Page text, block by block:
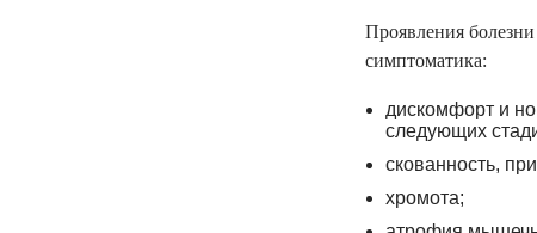
Проявления
симптоматика:
дискомфорт и
следующих
скованность,
хромота;
ПОДПИШИ
ДОКТОРОМ И
консультации
базовые анализы